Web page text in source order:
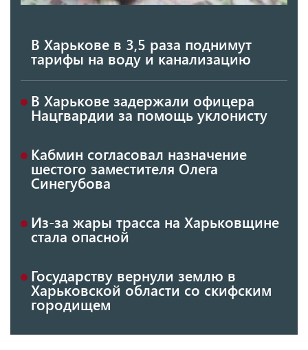
В Харькове в 3,5 раза поднимут
тарифы на воду и канализацию
В Харькове задержали офицера
Нацгвардии за помощь уклонисту
Кабмин согласовал назначение
шестого заместителя Олега
Синегубова
Из-за жары трасса на Харьковщине
стала опасной
Государству вернули землю в
Харьковской области со скифским
городищем